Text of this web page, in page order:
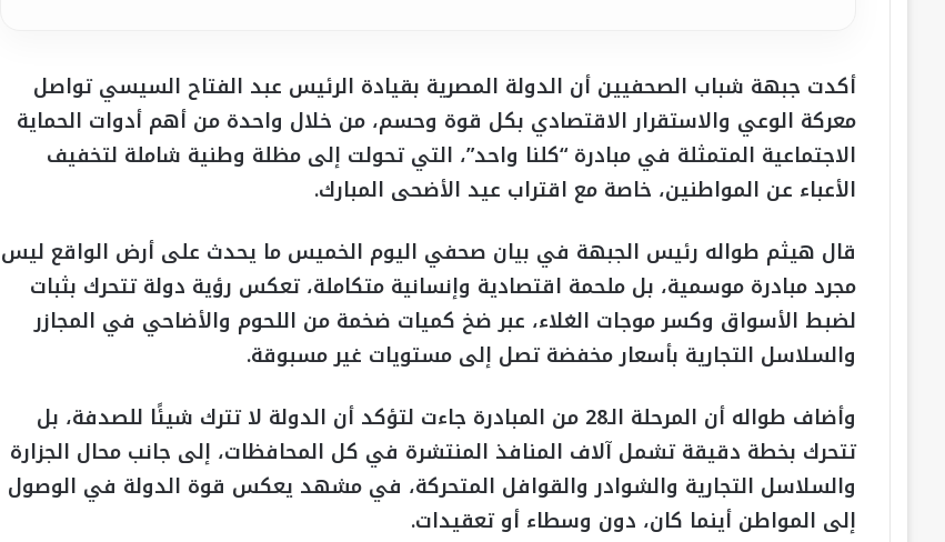
أكدت جبهة شباب الصحفيين أن الدولة المصرية بقيادة الرئيس عبد الفتاح السيسي تواصل
معركة الوعي والاستقرار الاقتصادي بكل قوة وحسم، من خلال واحدة من أهم أدوات الحماية
الاجتماعية المتمثلة في مبادرة “كلنا واحد”، التي تحولت إلى مظلة وطنية شاملة لتخفيف
الأعباء عن المواطنين، خاصة مع اقتراب عيد الأضحى المبارك.
قال هيثم طواله رئيس الجبهة في بيان صحفي اليوم الخميس ما يحدث على أرض الواقع ليس
مجرد مبادرة موسمية، بل ملحمة اقتصادية وإنسانية متكاملة، تعكس رؤية دولة تتحرك بثبات
لضبط الأسواق وكسر موجات الغلاء، عبر ضخ كميات ضخمة من اللحوم والأضاحي في المجازر
والسلاسل التجارية بأسعار مخفضة تصل إلى مستويات غير مسبوقة.
وأضاف طواله أن المرحلة الـ28 من المبادرة جاءت لتؤكد أن الدولة لا تترك شيئًا للصدفة، بل
تتحرك بخطة دقيقة تشمل آلاف المنافذ المنتشرة في كل المحافظات، إلى جانب محال الجزارة
والسلاسل التجارية والشوادر والقوافل المتحركة، في مشهد يعكس قوة الدولة في الوصول
إلى المواطن أينما كان، دون وسطاء أو تعقيدات.